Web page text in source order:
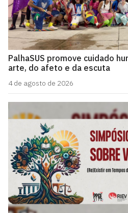
PalhaSUS promove cuidado
arte, do afeto e da escuta
4 de agosto de 2026